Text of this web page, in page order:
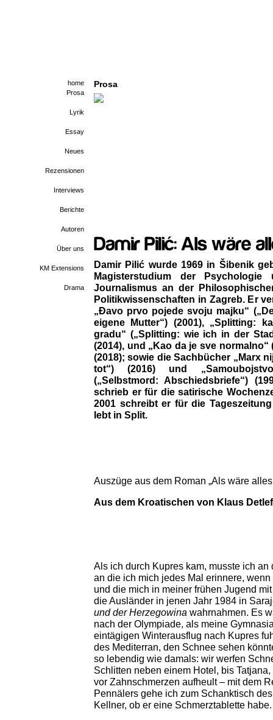
home
Prosa
Lyrik
Essay
Neues
Rezensionen
Interviews
Berichte
Autoren
Über uns
KM Extensions
Drama
Prosa
Damir Pilić wurde 1969 in Šibenik
Magisterstudium der
Journalismus an der
Politikwissenschaften in Zagreb. Er
„Đavo prvo pojede svoju majku“
eigene Mutter“) (2001), „Splitting:
gradu“ („Splitting: wie ich in der
(2014), und „Kao da je sve normalno“
(2018); sowie die Sachbücher „Marx
tot“) (2016) und
(„Selbstmord: Abschiedsbriefe“)
schrieb er für die satirische
2001 schreibt er für die
lebt in Split.
Auszüge aus dem Roman „Als wäre alles
Aus dem Kroatischen von Klaus
Als ich durch Kupres kam, musste ich
an die ich mich jedes Mal erinnere,
und die mich in meiner frühen Jugend
die Ausländer in jenen Jahr 1984 in
und der Herzegowina wahrnahmen. Es
nach der Olympiade, als meine
eintägigen Winterausflug nach Kupres
des Mediterran, den Schnee sehen
so lebendig wie damals: wir werfen
Schlitten neben einem Hotel, bis
vor Zahnschmerzen aufheult – mit dem
Pennälers gehe ich zum Schanktisch
Kellner, ob er eine Schmerztablette habe.